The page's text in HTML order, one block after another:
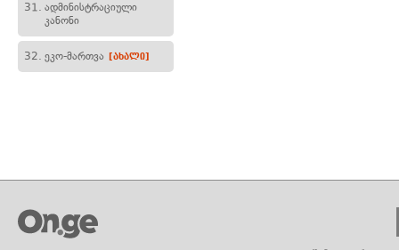
31. ადმინისტრაციული
კანონი
32. ეკო-მართვა [ახალი]